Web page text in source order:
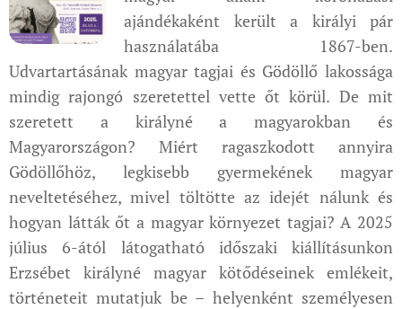
ajándékaként került a királyi pár
használatába 1867-ben.
Udvartartásának magyar tagjai és Gödöllő lakossága
mindig rajongó szeretettel vette őt körül. De mit
szeretett a királyné a magyarokban és
Magyarországon? Miért ragaszkodott annyira
Gödöllőhöz, legkisebb gyermekének magyar
neveltetéséhez, mivel töltötte az idejét nálunk és
hogyan látták őt a magyar környezet tagjai? A 2025
július 6-ától látogatható időszaki kiállításunkon
Erzsébet királyné magyar kötődéseinek emlékeit,
történeteit mutatjuk be – helyenként személyesen